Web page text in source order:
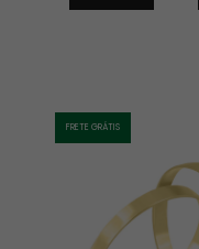
FRETE GRÁTIS